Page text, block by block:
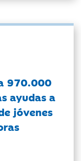
970.000
ayudas a
jóvenes